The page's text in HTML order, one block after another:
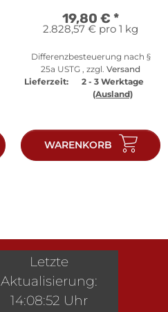
19,80 € *
2.828,57 € pro 1 kg
Differenzbesteuerung nach §
25a USTG , zzgl. Versand
Lieferzeit:
2 - 3 Werktage
(Ausland)
WARENKORB
Letzte
Aktualisierung:
14:08:52 Uhr